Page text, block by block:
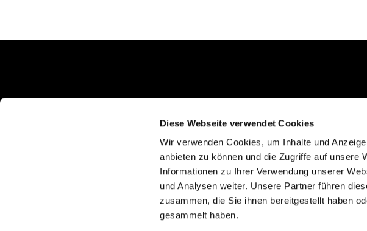
Diese Webseite verwendet Cookies
Wir verwenden Cookies, um Inhalte und
anbieten zu können und die Zugriffe auf unsere
Informationen zu Ihrer Verwendung unserer
und Analysen weiter. Unsere Partner führen
zusammen, die Sie ihnen bereitgestellt haben
gesammelt haben.
Erftstadt, NRW 50374
02235 923130